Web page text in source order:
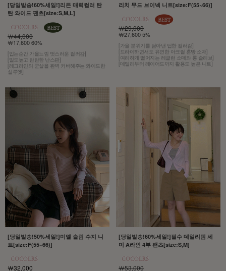
[당일발송!60%세일!]리든 매력컬러 탄
탄 와이드 팬츠[size:S,M,L]
￦44,000
￦17,600 60%
[입는순간 가을느낌 멋스러운 컬러감]
[밀도높고 탄탄한 난스판]
[레그라인의 군살을 완벽 커버해주는 와이드한
실루엣]
리치 무드 브이넥 니트[size:F(55~66)]
￦29,000
￦27,600 5%
[가을 분위기를 담아낸 딥한 컬러감]
[드라이하면서도 유연한 아크릴 혼방 소재]
[여리하게 떨어지는 레글런 소매와 롱 슬리브]
[데일리부터 레이어드까지 활용도 높은 니트]
[당일발송!50%세일!]미엘 슬림 수지 니
트[size:F(55~66)]
￦32,000
[당일발송!60%세일!]필수 데일리템 세
미 A라인 4부 팬츠[size:S,M]
￦53,000